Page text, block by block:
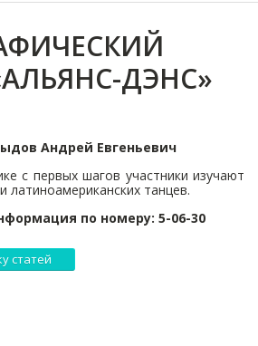
ДЭНС»
Андрей Евгеньевич
с первых шагов участники изучают
латиноамериканских танцев.
по номеру: 5-06-30
статей